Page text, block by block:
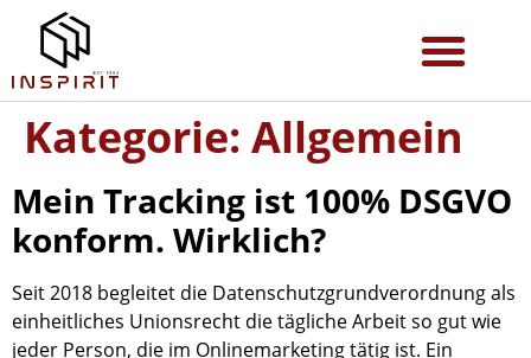
Kategorie: Allgemein
Mein Tracking ist 100% DSGVO
konform. Wirklich?
Seit 2018 begleitet die Datenschutzgrundverordnung als
einheitliches Unionsrecht die tägliche Arbeit so gut wie
jeder Person, die im Onlinemarketing tätig ist. Ein